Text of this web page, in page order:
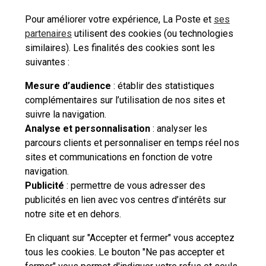
Pour améliorer votre expérience, La Poste et ses
partenaires utilisent des cookies (ou technologies
similaires). Les finalités des cookies sont les
suivantes :
Mesure d’audience : établir des statistiques
complémentaires sur l’utilisation de nos sites et
suivre la navigation.
Analyse et personnalisation : analyser les
parcours clients et personnaliser en temps réel nos
sites et communications en fonction de votre
navigation.
Publicité : permettre de vous adresser des
publicités en lien avec vos centres d’intérêts sur
notre site et en dehors.
En cliquant sur "Accepter et fermer" vous acceptez
tous les cookies. Le bouton "Ne pas accepter et
Localiser La Poste
Besoin d'aide complémentaire ?
Vous n'avez pas trouvé de solution parmi nos FAQs,
vous souhaitez nous contacter ou déposer une
réclamation ?
contacter